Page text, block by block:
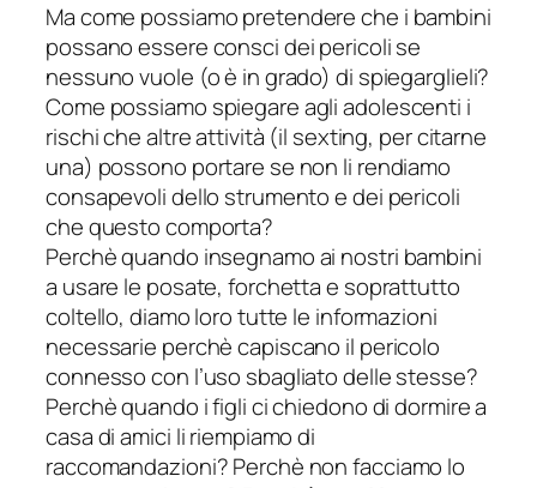
Ma come possiamo pretendere che i bambini
possano essere consci dei pericoli se
nessuno vuole (o è in grado) di spiegarglieli?
Come possiamo spiegare agli adolescenti i
rischi che altre attività (il sexting, per citarne
una) possono portare se non li rendiamo
consapevoli dello strumento e dei pericoli
che questo comporta?
Perchè quando insegnamo ai nostri bambini
a usare le posate, forchetta e soprattutto
coltello, diamo loro tutte le informazioni
necessarie perchè capiscano il pericolo
connesso con l’uso sbagliato delle stesse?
Perchè quando i figli ci chiedono di dormire a
casa di amici li riempiamo di
raccomandazioni? Perchè non facciamo lo